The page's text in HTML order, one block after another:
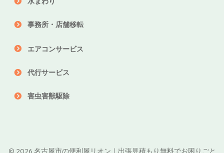
事務所・店舗移転
エアコンサービス
代行サービス
害虫害獣駆除
© 2026 名古屋市の便利屋リオン｜出張見積もり無料でお困りごと